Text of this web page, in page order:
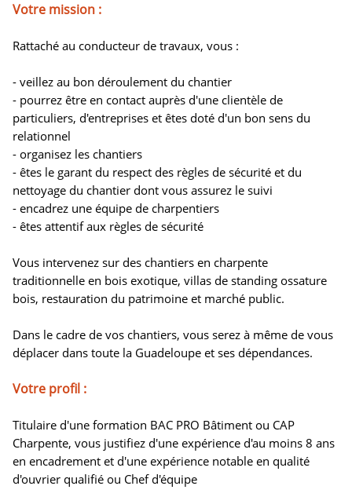
Votre mission :
Rattaché au conducteur de travaux, vous :
- veillez au bon déroulement du chantier
- pourrez être en contact auprès d'une clientèle de
particuliers, d'entreprises et êtes doté d'un bon sens du
relationnel
- organisez les chantiers
- êtes le garant du respect des règles de sécurité et du
nettoyage du chantier dont vous assurez le suivi
- encadrez une équipe de charpentiers
- êtes attentif aux règles de sécurité
Vous intervenez sur des chantiers en charpente
traditionnelle en bois exotique, villas de standing ossature
bois, restauration du patrimoine et marché public.
Dans le cadre de vos chantiers, vous serez à même de vous
déplacer dans toute la Guadeloupe et ses dépendances.
Votre profil :
Titulaire d'une formation BAC PRO Bâtiment ou CAP
Charpente, vous justifiez d'une expérience d'au moins 8 ans
en encadrement et d'une expérience notable en qualité
d'ouvrier qualifié ou Chef d'équipe